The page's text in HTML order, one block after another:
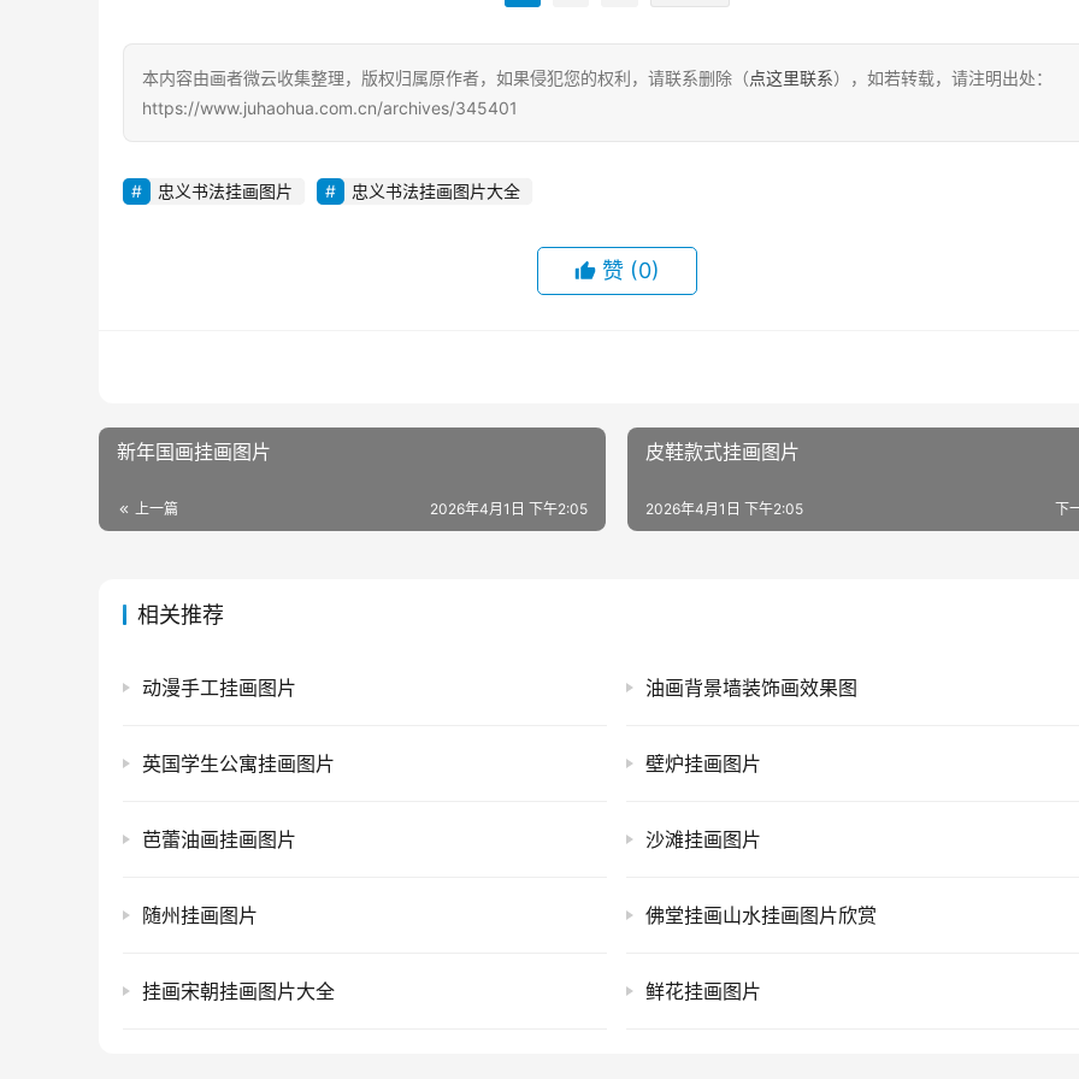
本内容由画者微云收集整理，版权归属原作者，如果侵犯您的权利，请联系删除（点这里联系），如若转载，请注明出处：
https://www.juhaohua.com.cn/archives/345401
忠义书法挂画图片 忠义书法挂画图片大全
赞 (0)
新年国画挂画图片
上一篇 2026年4月1日 下午2:05
皮鞋款式挂画图片
下
2026年4月1日 下午2:05
相关推荐
动漫手工挂画图片 油画背景墙装饰画效果图
英国学生公寓挂画图片 壁炉挂画图片
芭蕾油画挂画图片 沙滩挂画图片
随州挂画图片 佛堂挂画山水挂画图片欣赏
挂画宋朝挂画图片大全 鲜花挂画图片